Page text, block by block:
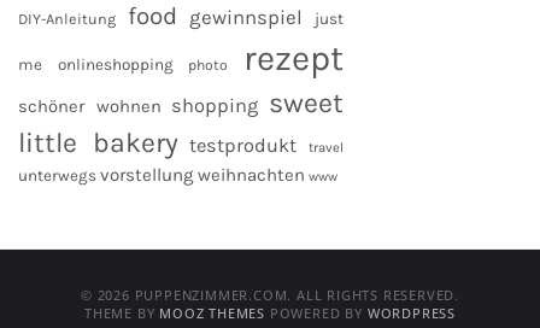
DIY-Anleitung food gewinnspiel just
me onlineshopping photo rezept
schöner wohnen shopping sweet
little bakery testprodukt travel
unterwegs vorstellung weihnachten www
© 2026 PUPPENZIMMER.COM. ALL RIGHTS RESERVED.
THEME BY MOOZ THEMES POWERED BY WORDPRESS